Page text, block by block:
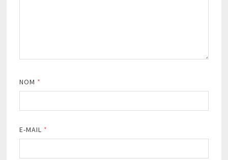
NOM *
E-MAIL *